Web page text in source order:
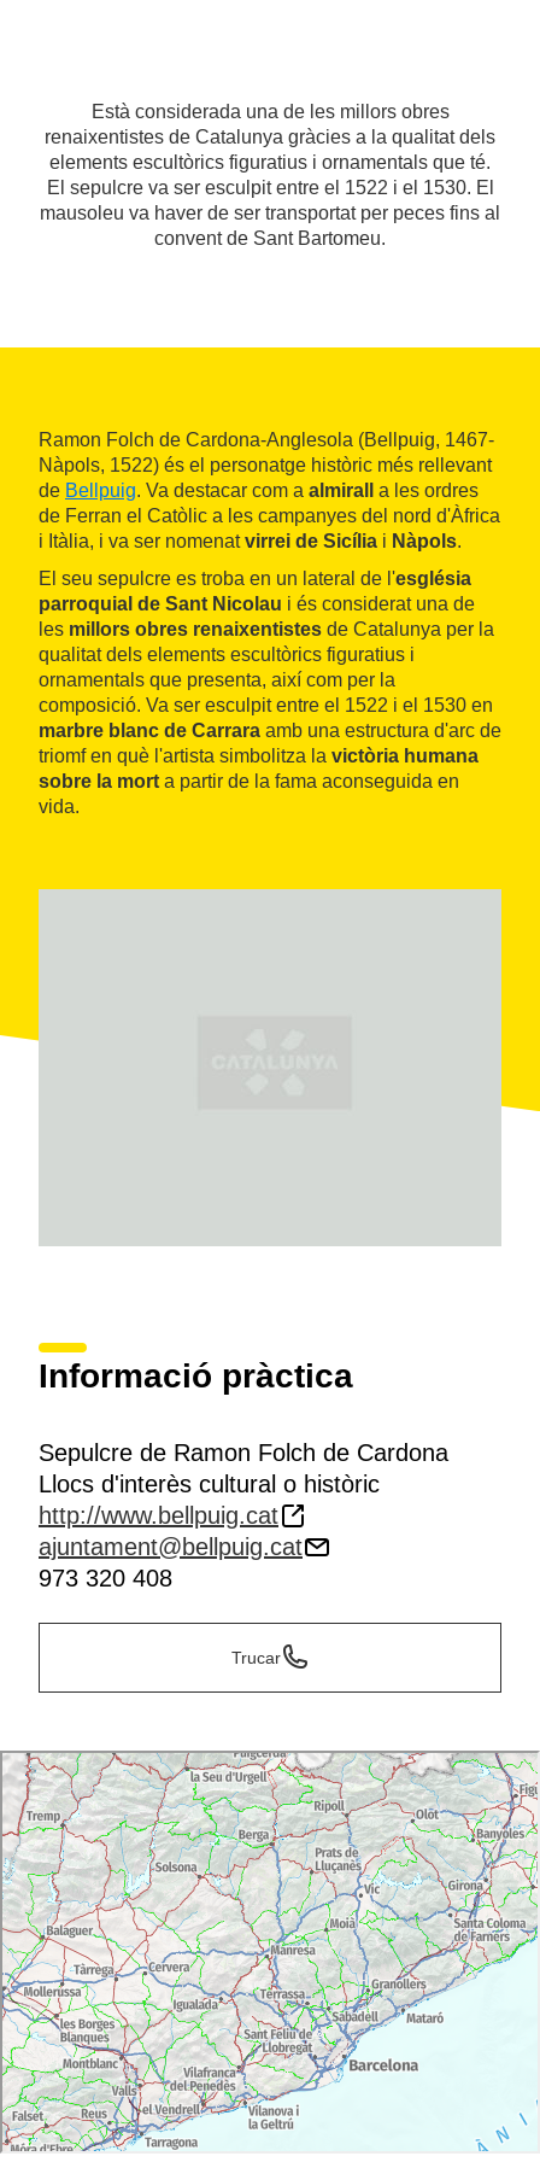
Està considerada una de les millors obres
renaixentistes de Catalunya gràcies a la qualitat dels
elements escultòrics figuratius i ornamentals que té.
El sepulcre va ser esculpit entre el 1522 i el 1530. El
mausoleu va haver de ser transportat per peces fins al
convent de Sant Bartomeu.
Ramon Folch de Cardona-Anglesola (Bellpuig, 1467-
Nàpols, 1522) és el personatge històric més rellevant
de Bellpuig. Va destacar com a almirall
a les ordres
de Ferran el Catòlic a les campanyes del nord d'Àfrica
i Itàlia, i va ser nomenatvirrei de Sicília i Nàpols.
El seu sepulcre es troba en un lateral de l'església
parroquial de Sant Nicolau i és considerat una de
les millors obres renaixentistes de Catalunya per la
qualitat dels elements escultòrics figuratius i
ornamentals que presenta, així com per la
composició. Va ser esculpit entre el 1522 i el 1530 en
marbre blanc de Carrara amb una estructura d'arc de
triomf en què l'artista simbolitza la victòria humana
sobre la mort a partir de la fama aconseguida en
vida.
Informació pràctica
Sepulcre de Ramon Folch de Cardona
Llocs d'interès cultural o històric
http://www.bellpuig.cat
ajuntament@bellpuig.cat
973 320 408
Trucar